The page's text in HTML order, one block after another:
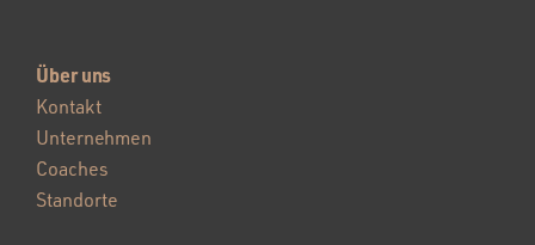
Über uns
Kontakt
Unternehmen
Coaches
Standorte